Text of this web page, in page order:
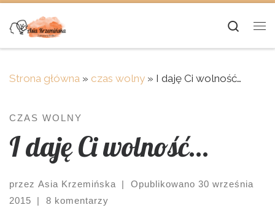
Skip to content
Strona główna » czas wolny » I daję Ci wolność…
CZAS WOLNY
I daję Ci wolność…
przez Asia Krzemińska | Opublikowano 30 września
2015
| 8 komentarzy